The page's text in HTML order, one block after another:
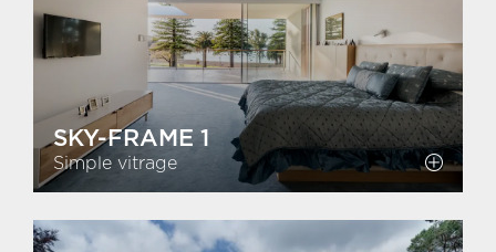
SKY-FRAME 1
Simple vitrage